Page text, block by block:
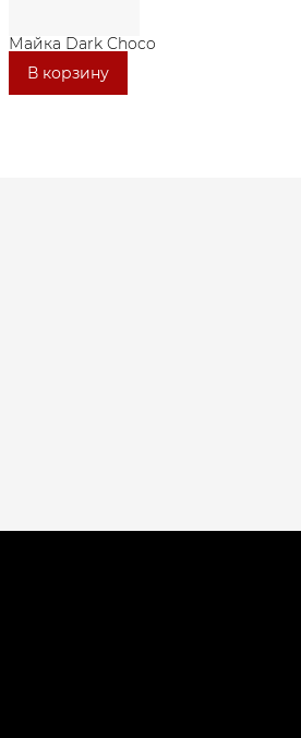
Майка Dark Choco
В корзину